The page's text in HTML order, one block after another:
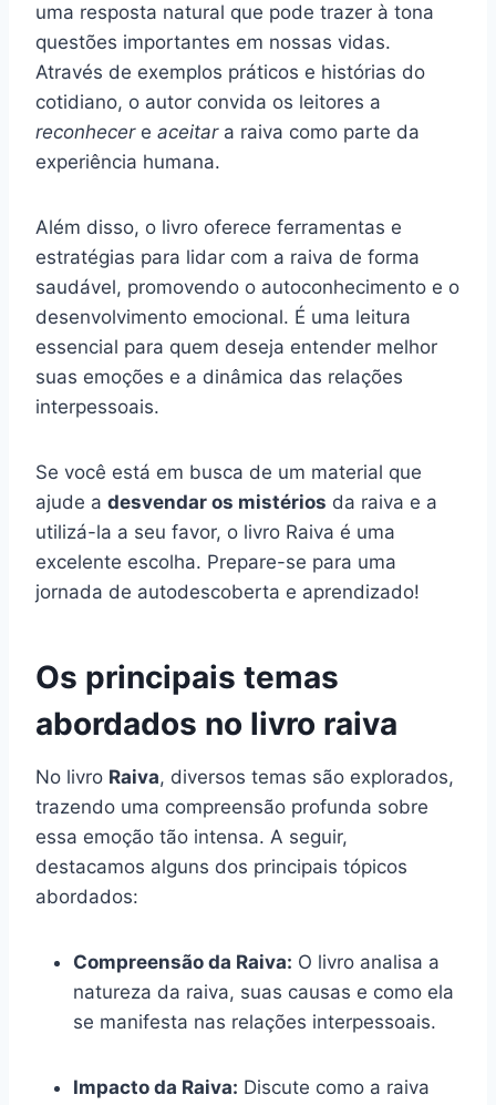
uma resposta natural que pode trazer à tona
questões importantes em nossas vidas.
Através de exemplos práticos e histórias do
cotidiano, o autor convida os leitores a
reconhecere aceitara raiva como parte da
experiência humana.
Além disso, o livro oferece ferramentas e
estratégias para lidar com a raiva de forma
saudável, promovendo o autoconhecimento e o
desenvolvimento emocional. É uma leitura
essencial para quem deseja entender melhor
suas emoções e a dinâmica das relações
interpessoais.
Se você está em busca de um material que
ajude a desvendar os mistérios da raiva e a
utilizá-la a seu favor, o livro Raiva é uma
excelente escolha. Prepare-se para uma
jornada de autodescoberta e aprendizado!
Os principais temas
abordados no livro raiva
No livro Raiva, diversos temas são explorados,
trazendo uma compreensão profunda sobre
essa emoção tão intensa. A seguir,
destacamos alguns dos principais tópicos
abordados:
Compreensão da Raiva: O livro analisa a
natureza da raiva, suas causas e como ela
se manifesta nas relações interpessoais.
Impacto da Raiva: Discute como a raiva